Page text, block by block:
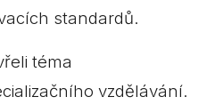
standardů.
téma
vzdělávání.